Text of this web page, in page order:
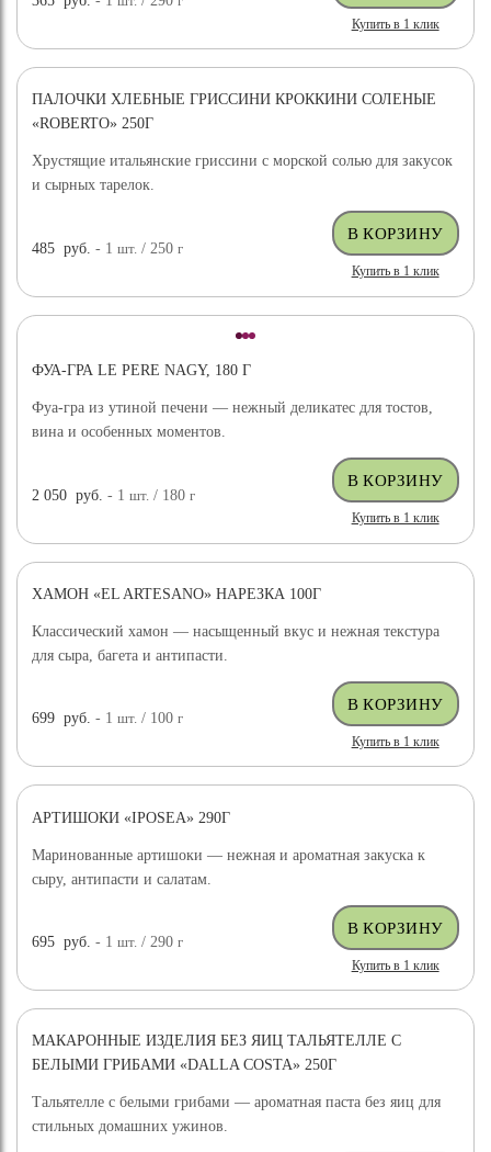
Купить в 1 клик
ПАЛОЧКИ ХЛЕБНЫЕ ГРИССИНИ КРОККИНИ СОЛЕНЫЕ
«ROBERTO» 250Г
Хрустящие итальянские гриссини с морской солью для закусок
и сырных тарелок.
485 руб. - 1шт. / 250г
Купить в 1 клик
ФУА-ГРА LE PERE NAGY, 180 Г
Фуа-гра из утиной печени — нежный деликатес для тостов,
вина и особенных моментов.
2 050 руб. - 1шт. / 180г
Купить в 1 клик
ХАМОН «EL ARTESANO» НАРЕЗКА 100Г
Классический хамон — насыщенный вкус и нежная текстура
для сыра, багета и антипасти.
699 руб. - 1шт. / 100г
Купить в 1 клик
АРТИШОКИ «IPOSEA» 290Г
Маринованные артишоки — нежная и ароматная закуска к
сыру, антипасти и салатам.
695 руб. - 1шт. / 290г
Купить в 1 клик
МАКАРОННЫЕ ИЗДЕЛИЯ БЕЗ ЯИЦ ТАЛЬЯТЕЛЛЕ С
БЕЛЫМИ ГРИБАМИ «DALLA COSTA» 250Г
Тальятелле с белыми грибами — ароматная паста без яиц для
стильных домашних ужинов.